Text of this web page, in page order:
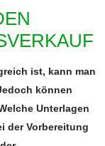
ist, kann man
können
Unterlagen
der Vorbereitung